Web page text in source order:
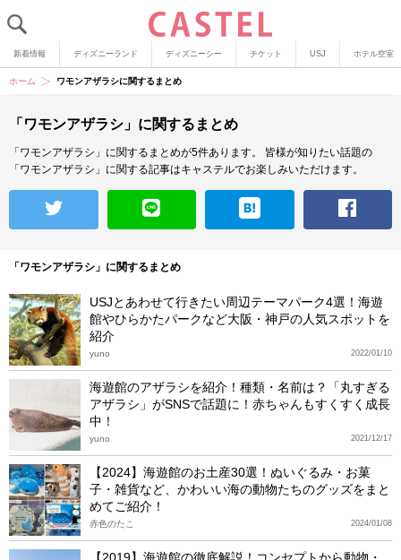
新着情報 ディズニーランド ディズニーシー チケット USJ ホテル空室
ホーム ワモンアザラシに関するまとめ
「ワモンアザラシ」に関するまとめ
「ワモンアザラシ」に関するまとめが5件あります。
皆様が知りたい話題の
「ワモンアザラシ」に関する記事はキャステルでお楽しみいただけます。
「ワモンアザラシ」に関するまとめ
USJとあわせて行きたい周辺テーマパーク4選！海遊
館やひらかたパークなど大阪・神戸の人気スポットを
紹介
2022/01/10
yuno
海遊館のアザラシを紹介！種類・名前は？「丸すぎる
アザラシ」がSNSで話題に！赤ちゃんもすくすく成長
中！
2021/12/17
yuno
【2024】海遊館のお土産30選！ぬいぐるみ・お菓
子・雑貨など、かわいい海の動物たちのグッズをまと
めてご紹介！
2024/01/08
赤色のたこ